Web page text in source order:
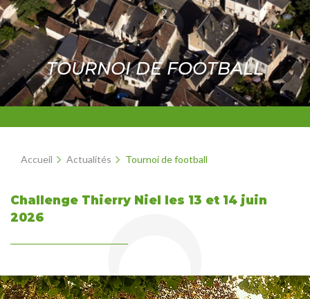
TOURNOI DE FOOTBALL
Accueil Actualités Tournoi de football
Challenge Thierry Niel les 13 et 14 juin
2026